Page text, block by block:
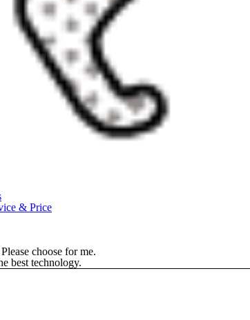
& Price
choose for me.
best technology.